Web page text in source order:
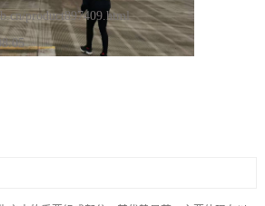
product897409.html